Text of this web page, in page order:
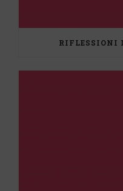
RIFLESSIONI